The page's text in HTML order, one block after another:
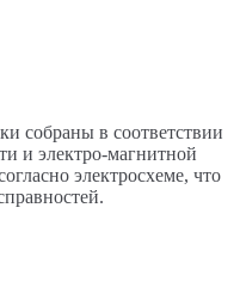
собраны в соответствии
и электро-магнитной
электросхеме, что